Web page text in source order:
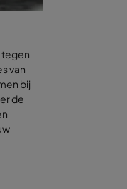
tegen
van
bij
de